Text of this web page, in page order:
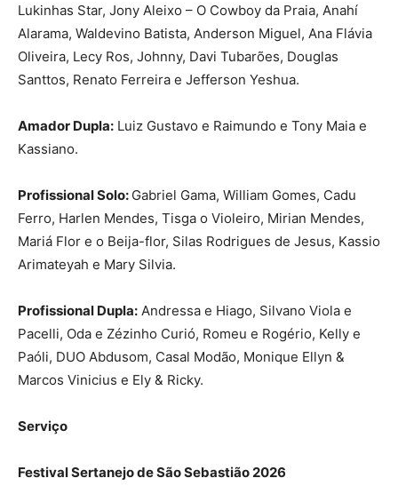
Lukinhas Star, Jony Aleixo – O Cowboy da Praia, Anahí
Alarama, Waldevino Batista, Anderson Miguel, Ana Flávia
Oliveira, Lecy Ros, Johnny, Davi Tubarões, Douglas
Santtos, Renato Ferreira e Jefferson Yeshua.
Amador Dupla: Luiz Gustavo e Raimundo e Tony Maia e
Kassiano.
Profissional Solo: Gabriel Gama, William Gomes, Cadu
Ferro, Harlen Mendes, Tisga o Violeiro, Mirian Mendes,
Mariá Flor e o Beija-flor, Silas Rodrigues de Jesus, Kassio
Arimateyah e Mary Silvia.
Profissional Dupla: Andressa e Hiago, Silvano Viola e
Pacelli, Oda e Zézinho Curió, Romeu e Rogério, Kelly e
Paóli, DUO Abdusom, Casal Modão, Monique Ellyn &
Marcos Vinicius e Ely & Ricky.
Serviço
Festival Sertanejo de São Sebastião 2026